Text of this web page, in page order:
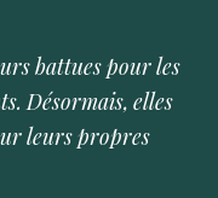
battues pour les
Désormais, elles
leurs propres